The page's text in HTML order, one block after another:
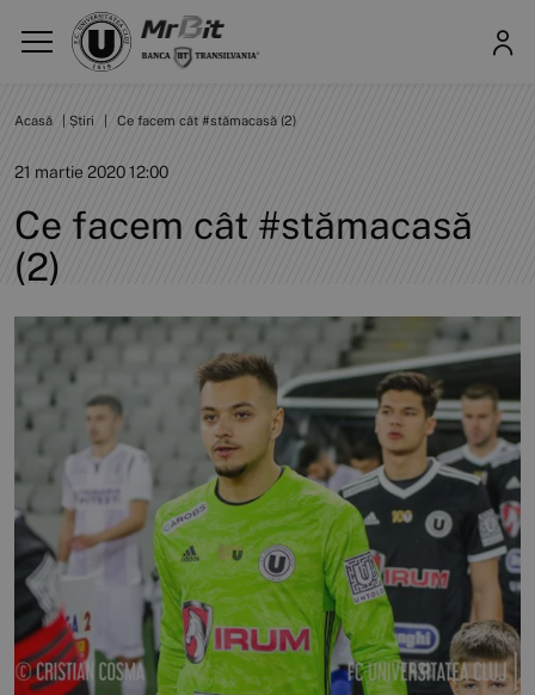
Acasă Știri Ce facem cât #stămacasă (2)
21 martie 2020 12:00
Ce facem cât #stămacasă
(2)